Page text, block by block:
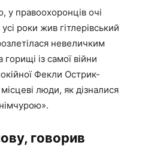
у правоохоронців очі
роки жив гітлерівський
невеличким
із самої війни
Фекли Острик-
люди, як дізналися
говорив